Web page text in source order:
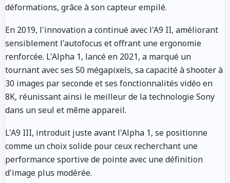
déformations, grâce à son capteur empilé.
En 2019, l'innovation a continué avec l'A9 II, améliorant
sensiblement l'autofocus et offrant une ergonomie
renforcée. L'Alpha 1, lancé en 2021, a marqué un
tournant avec ses 50 mégapixels, sa capacité à shooter à
30 images par seconde et ses fonctionnalités vidéo en
8K, réunissant ainsi le meilleur de la technologie Sony
dans un seul et même appareil.
L'A9 III, introduit juste avant l'Alpha 1, se positionne
comme un choix solide pour ceux recherchant une
performance sportive de pointe avec une définition
d'image plus modérée.